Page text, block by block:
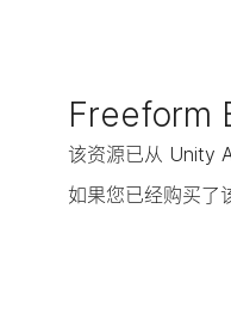
Freeform
该资源已从 Unity
如果您已经购买了